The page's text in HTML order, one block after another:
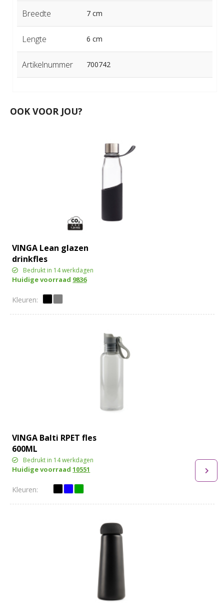
Breedte 7 cm
Lengte 6 cm
Artikelnummer 700742
OOK VOOR JOU?
VINGA Lean glazen
drinkfles
Bedrukt in 14 werkdagen
Huidige voorraad 9836
VINGA Balti RPET fles
600ML
Bedrukt in 14 werkdagen
Huidige voorraad10551